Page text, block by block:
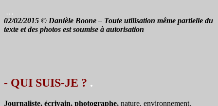
…
02/02/2015 © Danièle Boone – Toute utilisation même partielle du
texte et des photos est soumise à autorisation
- QUI SUIS-JE ? .
Journaliste, écrivain, photographe, nature, environnement.